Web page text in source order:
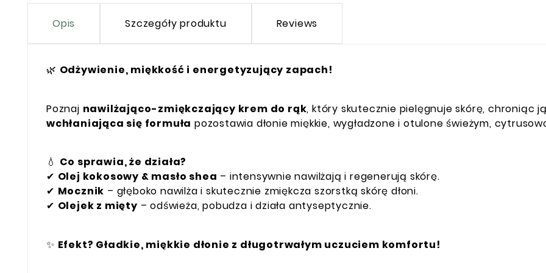
Opis Szczegóły produktu Reviews
🌿 Odżywienie, miękkość i energetyzujący zapach!
Poznaj nawilżająco-zmiękczający krem do rąk, który skutecznie pielęgnuje skórę, chroniąc
wchłaniająca się formuła pozostawia dłonie miękkie, wygładzone i otulone świeżym,
💧 Co sprawia, że działa?
✔ Olej kokosowy & masło shea – intensywnie nawilżają i regenerują skórę.
✔ Mocznik – głęboko nawilża i skutecznie zmiękcza szorstką skórę dłoni.
✔ Olejek z mięty – odświeża, pobudza i działa antyseptycznie.
✨ Efekt? Gładkie, miękkie dłonie z długotrwałym uczuciem komfortu!